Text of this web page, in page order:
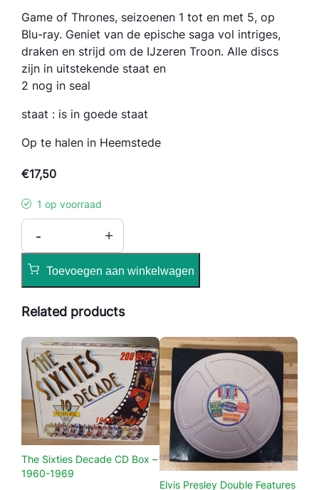
Game of Thrones, seizoenen 1 tot en met 5, op
Blu-ray. Geniet van de epische saga vol intriges,
draken en strijd om de IJzeren Troon. Alle discs
zijn in uitstekende staat en
2 nog in seal
staat : is in goede staat
Op te halen in Heemstede
€17,50
1 op voorraad
G
m
f
h
n
s
–
S
- +
Toevoegen aan winkelwagen
Related products
The Sixties Decade CD Box –
1960-1969
Elvis Presley Double Features